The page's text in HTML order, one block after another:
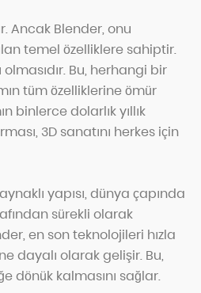
Ancak Blender, onu
temel özelliklere sahiptir.
olmasıdır. Bu, herhangi bir
tüm özelliklerine ömür
binlerce dolarlık yıllık
3D sanatını herkes için
yapısı, dünya çapında
sürekli olarak
en son teknolojileri hızla
dayalı olarak gelişir. Bu,
dönük kalmasını sağlar.